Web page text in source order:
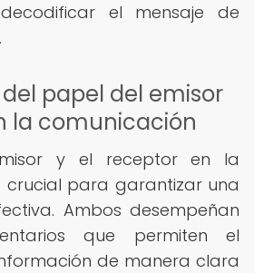
el mensaje de
papel del emisor
la comunicación
y el receptor en la
crucial para garantizar una
Ambos desempeñan
que permiten el
de manera clara